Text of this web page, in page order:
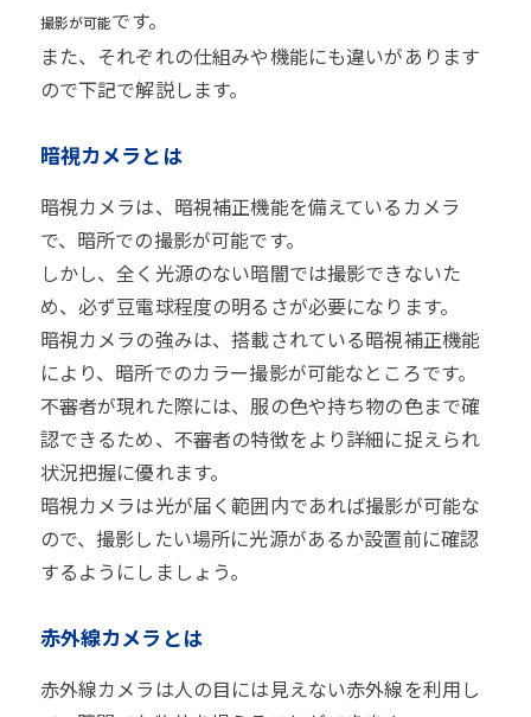
撮影が可能です。
また、それぞれの仕組みや機能にも違いがあります
ので下記で解説します。
暗視カメラとは
暗視カメラは、暗視補正機能を備えているカメラ
で、暗所での撮影が可能です。
しかし、全く光源のない暗闇では撮影できないた
め、必ず豆電球程度の明るさが必要になります。
暗視カメラの強みは、搭載されている暗視補正機能
により、暗所でのカラー撮影が可能なところです。
不審者が現れた際には、服の色や持ち物の色まで確
認できるため、不審者の特徴をより詳細に捉えられ
状況把握に優れます。
暗視カメラは光が届く範囲内であれば撮影が可能な
ので、撮影したい場所に光源があるか設置前に確認
するようにしましょう。
赤外線カメラとは
赤外線カメラは人の目には見えない赤外線を利用し